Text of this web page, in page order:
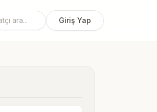
Giriş Yap